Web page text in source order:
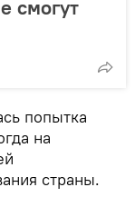
смогут
попытка
на
страны.